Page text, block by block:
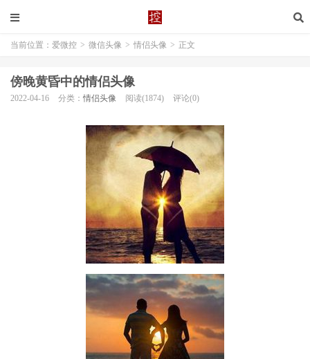
当前位置： 爱微控 > 微信头像 > 情侣头像 > 正文
傍晚黄昏中的情侣头像
2022-04-16 分类： 情侣头像 阅读(1874) 评论(0)